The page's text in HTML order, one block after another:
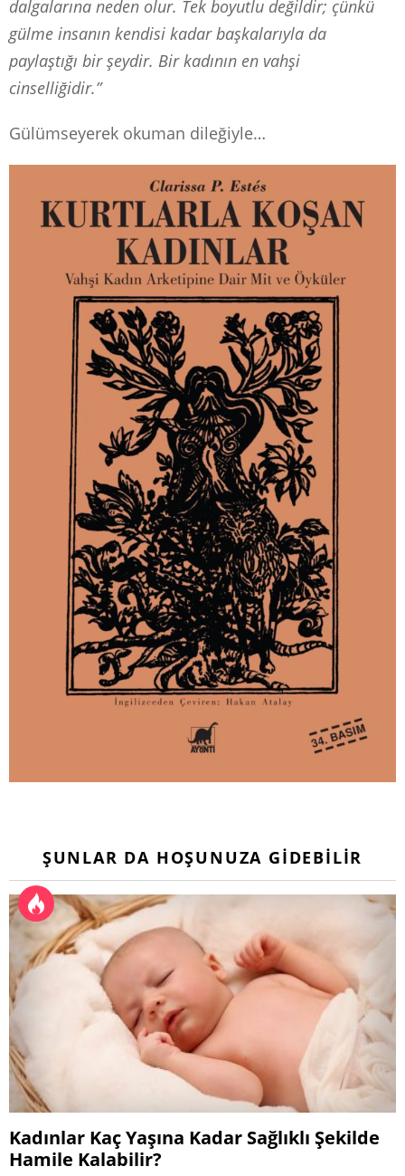
dalgalarına neden olur. Tek boyutlu değildir; çünkü
gülme insanın kendisi kadar başkalarıyla da
paylaştığı bir şeydir. Bir kadının en vahşi
cinselliğidir.”
Gülümseyerek okuman dileğiyle…
ŞUNLAR DA HOŞUNUZA GIDEBILIR
Kadınlar Kaç Yaşına Kadar Sağlıklı Şekilde
Hamile Kalabilir?